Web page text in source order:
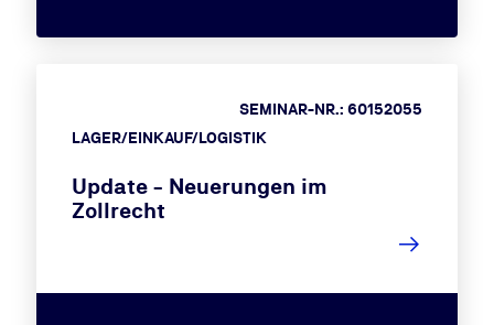
LAGER/EINKAUF/LOGISTIK
SEMINAR-NR.: 60152055
Update - Neuerungen im
Zollrecht